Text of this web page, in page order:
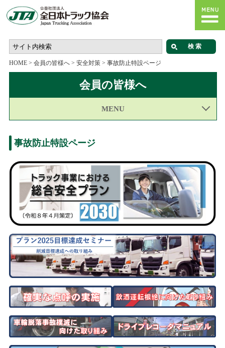
HOME> 会員の皆様へ> 安全対策> 事故防止特設ページ
会員の皆様へ
MENU
事故防止特設ページ